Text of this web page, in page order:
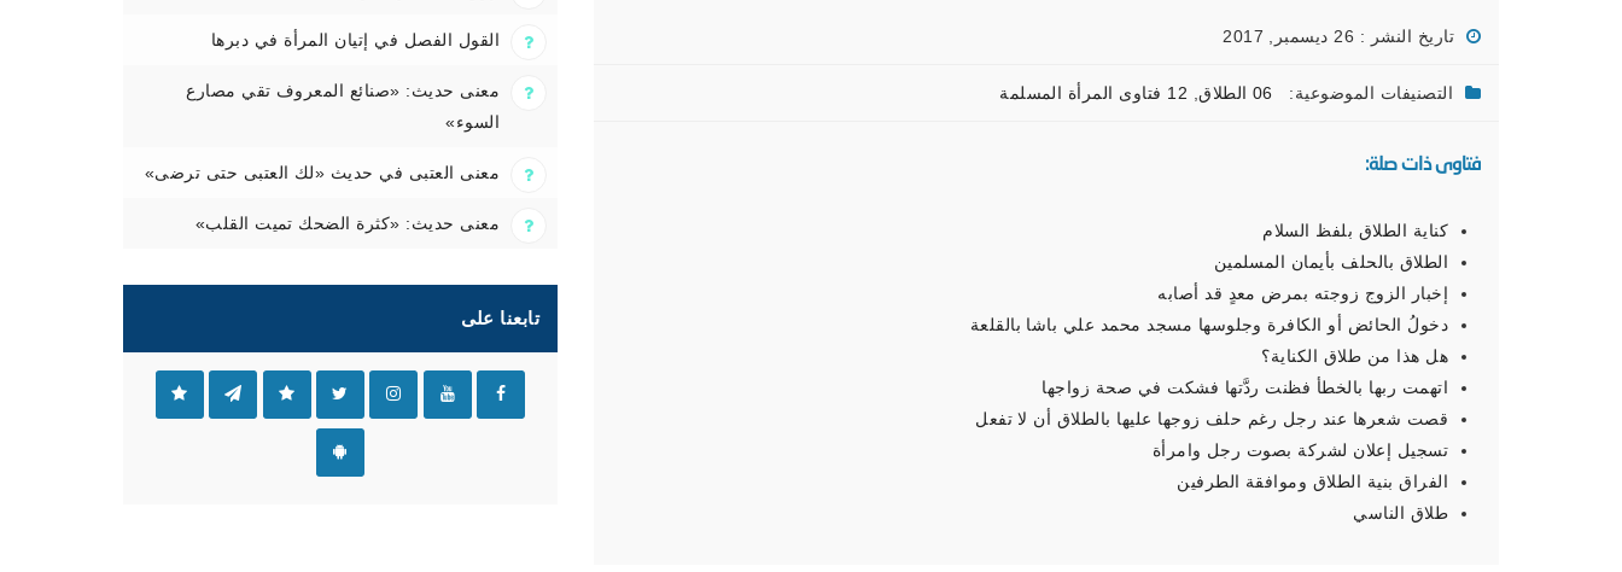
تاريخ النشر : 26 ديسمبر, 2017
التصنيفات الموضوعية: 06 الطلاق , 12 فتاوى المرأة المسلمة
فتاوى ذات صلة:
كناية الطلاق بلفظ السلام
الطلاق بالحلف بأيمان المسلمين
إخبار الزوج زوجته بمرض معدٍ قد أصابه
دخولُ الحائض أو الكافرة وجلوسها مسجد محمد علي باشا بالقلعة
هل هذا من طلاق الكناية؟
اتهمت ربها بالخطأ فظنت ردَّتها فشكت في صحة زواجها
قصت شعرها عند رجل رغم حلف زوجها عليها بالطلاق أن لا تفعل
تسجيل إعلان لشركة بصوت رجل وامرأة
الفراق بنية الطلاق وموافقة الطرفين
طلاق الناسي
القول الفصل في إتيان المرأة في دبرها
معنى حديث: «صنائع المعروف تقي مصارع
السوء»
معنى العتبى في حديث «لك العتبى حتى ترضى»
معنى حديث: «كثرة الضحك تميت القلب»
تابعنا على